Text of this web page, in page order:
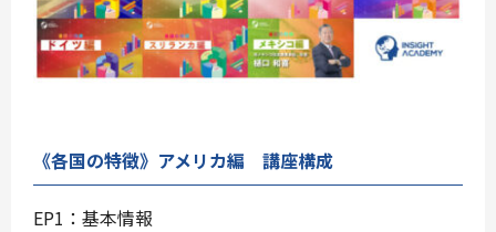
《各国の特徴》アメリカ編 講座構成
EP1：基本情報